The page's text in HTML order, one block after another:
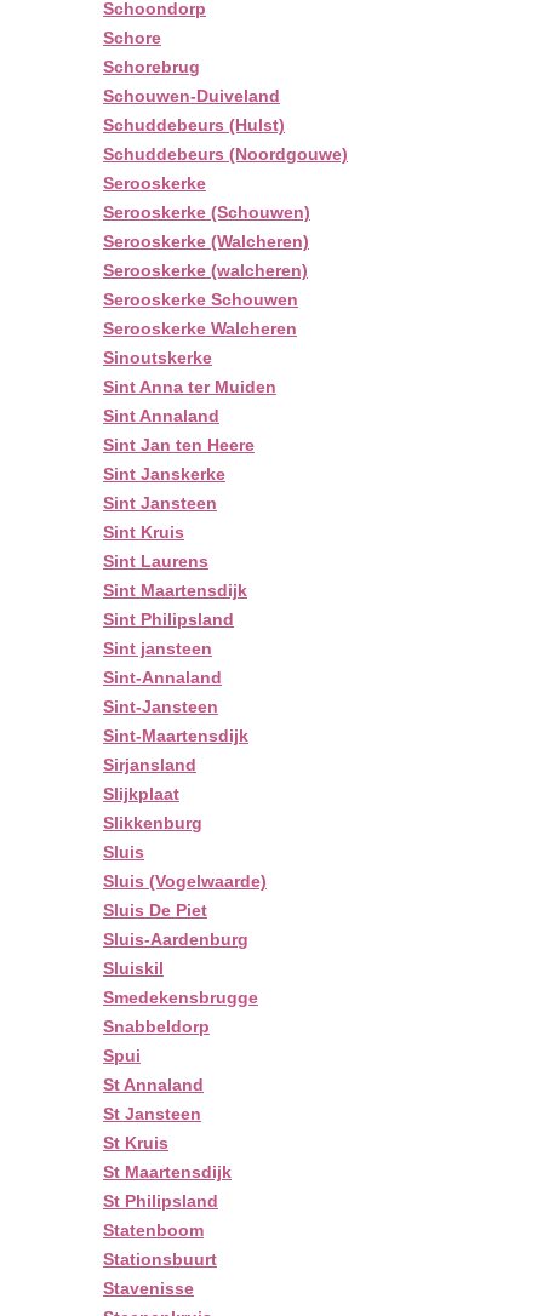
Schoondorp
Schore
Schorebrug
Schouwen-Duiveland
Schuddebeurs (Hulst)
Schuddebeurs (Noordgouwe)
Serooskerke
Serooskerke (Schouwen)
Serooskerke (Walcheren)
Serooskerke (walcheren)
Serooskerke Schouwen
Serooskerke Walcheren
Sinoutskerke
Sint Anna ter Muiden
Sint Annaland
Sint Jan ten Heere
Sint Janskerke
Sint Jansteen
Sint Kruis
Sint Laurens
Sint Maartensdijk
Sint Philipsland
Sint jansteen
Sint-Annaland
Sint-Jansteen
Sint-Maartensdijk
Sirjansland
Slijkplaat
Slikkenburg
Sluis
Sluis (Vogelwaarde)
Sluis De Piet
Sluis-Aardenburg
Sluiskil
Smedekensbrugge
Snabbeldorp
Spui
St Annaland
St Jansteen
St Kruis
St Maartensdijk
St Philipsland
Statenboom
Stationsbuurt
Stavenisse